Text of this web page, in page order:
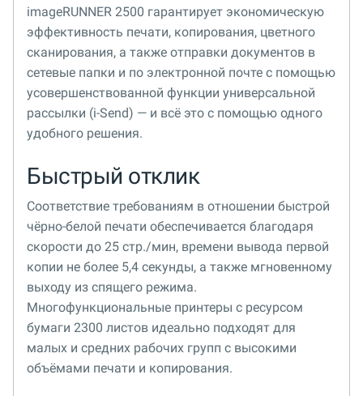
imageRUNNER 2500 гарантирует экономическую
эффективность печати, копирования, цветного
сканирования, а также отправки документов в
сетевые папки и по электронной почте с помощью
усовершенствованной функции универсальной
рассылки (i-Send) — и всё это с помощью одного
удобного решения.
Быстрый отклик
Соответствие требованиям в отношении быстрой
чёрно-белой печати обеспечивается благодаря
скорости до 25 стр./мин, времени вывода первой
копии не более 5,4 секунды, а также мгновенному
выходу из спящего режима.
Многофункциональные принтеры с ресурсом
бумаги 2300 листов идеально подходят для
малых и средних рабочих групп с высокими
объёмами печати и копирования.